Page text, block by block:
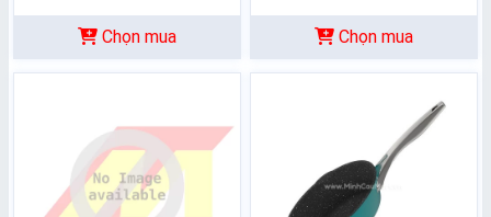
Chọn mua Chọn mua